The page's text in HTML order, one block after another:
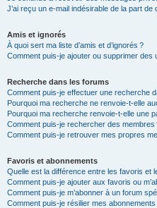
J’ai reçu un e-mail indésirable de la part de
Amis et ignorés
À quoi sert ma liste d’amis et d’ignorés ?
Comment puis-je ajouter ou supprimer des
Recherche dans les forums
Comment puis-je effectuer une recherche
Pourquoi ma recherche ne renvoie-t-elle
Pourquoi ma recherche renvoie-t-elle une
Comment puis-je rechercher des membres
Comment puis-je retrouver mes propres
Favoris et abonnements
Quelle est la différence entre les favoris et
Comment puis-je ajouter aux favoris ou
Comment puis-je m’abonner à un forum
Comment puis-je résilier mes abonnements